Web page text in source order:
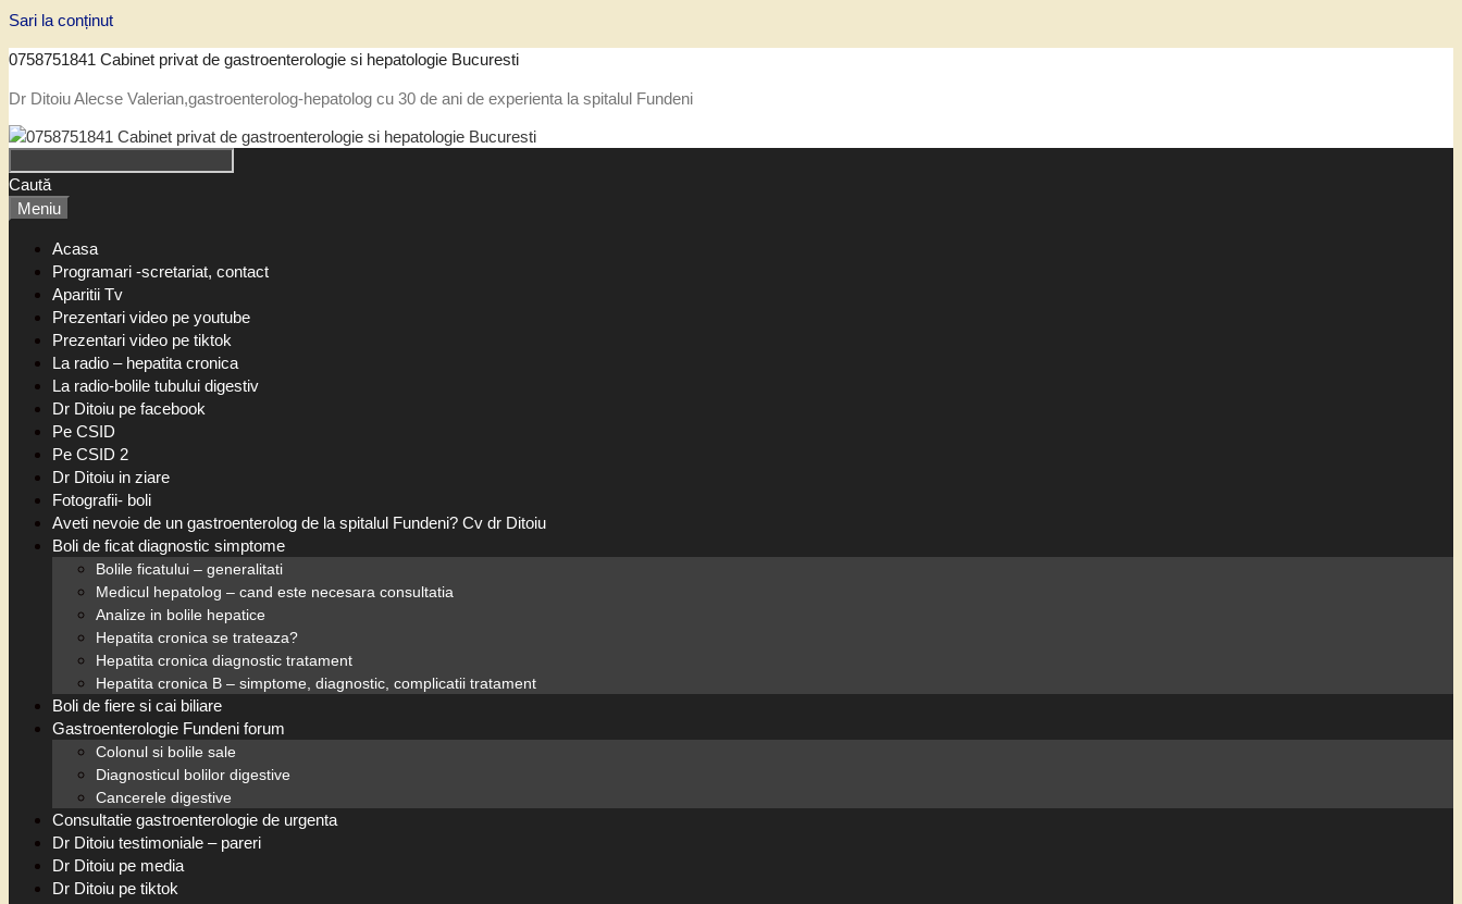
Sari la conținut
0758751841 Cabinet privat de gastroenterologie si hepatologie Bucuresti
Dr Ditoiu Alecse Valerian,gastroenterolog-hepatolog cu 30 de ani de experienta la spitalul Fundeni
Caută
Meniu
Acasa
Programari -scretariat, contact
Aparitii Tv
Prezentari video pe youtube
Prezentari video pe tiktok
La radio – hepatita cronica
La radio-bolile tubului digestiv
Dr Ditoiu pe facebook
Pe CSID
Pe CSID 2
Dr Ditoiu in ziare
Fotografii- boli
Aveti nevoie de un gastroenterolog de la spitalul Fundeni? Cv dr Ditoiu
Boli de ficat diagnostic simptome
Bolile ficatului – generalitati
Medicul hepatolog – cand este necesara consultatia
Analize in bolile hepatice
Hepatita cronica se trateaza?
Hepatita cronica diagnostic tratament
Hepatita cronica B – simptome, diagnostic, complicatii tratament
Boli de fiere si cai biliare
Gastroenterologie Fundeni forum
Colonul si bolile sale
Diagnosticul bolilor digestive
Cancerele digestive
Consultatie gastroenterologie de urgenta
Dr Ditoiu testimoniale – pareri
Dr Ditoiu pe media
Dr Ditoiu pe tiktok